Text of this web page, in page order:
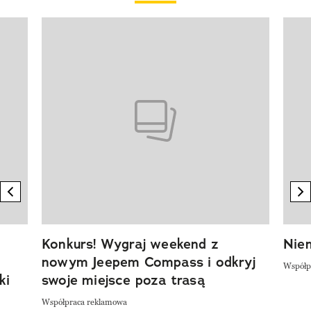
previous element
Konkurs! Wygraj weekend z
nowym Jeepem Compass i odkryj
swoje miejsce poza trasą
Współpraca reklamowa